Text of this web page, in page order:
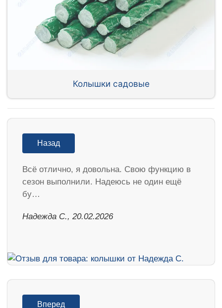
Колышки садовые
Назад
Всё отлично, я довольна. Свою функцию в
сезон выполнили. Надеюсь не один ещё
бу…
Надежда С., 20.02.2026
Вперед